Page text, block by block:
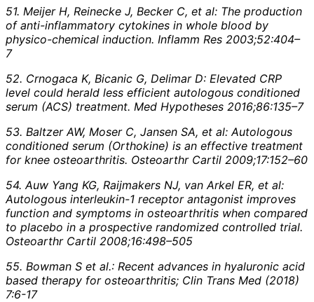
51. Meijer H, Reinecke J, Becker C, et al: The production
of anti-inflammatory cytokines in whole blood by
physico-chemical induction. Inflamm Res 2003;52:404–
7
52. Crnogaca K, Bicanic G, Delimar D: Elevated CRP
level could herald less efficient autologous conditioned
serum (ACS) treatment. Med Hypotheses 2016;86:135–7
53. Baltzer AW, Moser C, Jansen SA, et al: Autologous
conditioned serum (Orthokine) is an effective treatment
for knee osteoarthritis. Osteoarthr Cartil 2009;17:152–60
54. Auw Yang KG, Raijmakers NJ, van Arkel ER, et al:
Autologous interleukin-1 receptor antagonist improves
function and symptoms in osteoarthritis when compared
to placebo in a prospective randomized controlled trial.
Osteoarthr Cartil 2008;16:498–505
55. Bowman S et al.: Recent advances in hyaluronic acid
based therapy for osteoarthritis; Clin Trans Med (2018)
7:6-17